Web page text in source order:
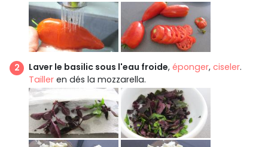
Laver le basilic sous l'eau froide, éponger, ciseler.
Tailler en dés la mozzarella.